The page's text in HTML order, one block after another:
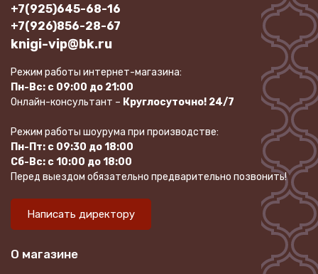
+7(925)645-68-16
+7(926)856-28-67
knigi-vip@bk.ru
Режим работы интернет-магазина:
Пн-Вс: с 09:00 до 21:00
Онлайн-консультант – Круглосуточно! 24/7
Режим работы шоурума при производстве:
Пн-Пт: с 09:30 до 18:00
Сб-Вс: с 10:00 до 18:00
Перед выездом обязательно предварительно позвонить!
Написать директору
О магазине